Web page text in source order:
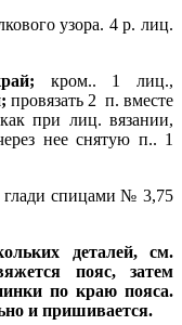
узора. 4 р. лиц.
кром.. 1 лиц.,
провязать 2 п. вместе
при лиц. вязании,
нее снятую п.. 1
спицами № 3,75
деталей, см.
пояс, затем
по краю пояса.
и пришивается.